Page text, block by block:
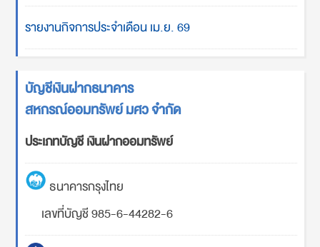
รายงานกิจการประจำเดือน เม.ย. 69
บัญชีเงินฝากธนาคาร
สหกรณ์ออมทรัพย์ มศว จำกัด
ประเภทบัญชี เงินฝากออมทรัพย์
ธนาคารกรุงไทย
เลขที่บัญชี 985-6-44282-6